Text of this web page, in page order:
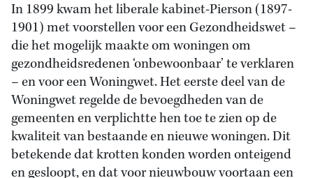
In 1899 kwam het liberale kabinet-Pierson (1897-
1901) met voorstellen voor een Gezondheidswet –
die het mogelijk maakte om woningen om
gezondheidsredenen ‘onbewoonbaar’ te verklaren
– en voor een Woningwet. Het eerste deel van de
Woningwet regelde de bevoegdheden van de
gemeenten en verplichtte hen toe te zien op de
kwaliteit van bestaande en nieuwe woningen. Dit
betekende dat krotten konden worden onteigend
en gesloopt, en dat voor nieuwbouw voortaan een